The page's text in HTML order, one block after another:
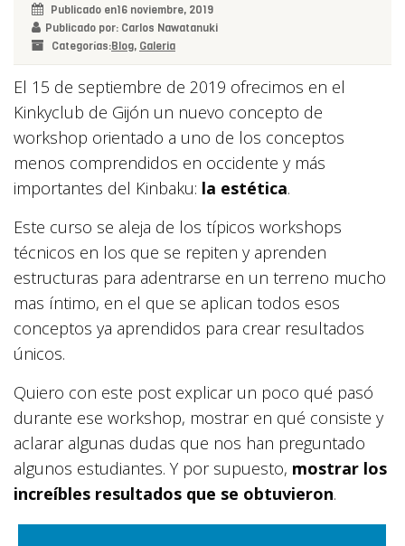
Publicado en16 noviembre, 2019
Publicado por: Carlos Nawatanuki
Categorías:Blog, Galeria
El 15 de septiembre de 2019 ofrecimos en el
Kinkyclub de Gijón un nuevo concepto de
workshop orientado a uno de los conceptos
menos comprendidos en occidente y más
importantes del Kinbaku: la estética.
Este curso se aleja de los típicos workshops
técnicos en los que se repiten y aprenden
estructuras para adentrarse en un terreno mucho
mas íntimo, en el que se aplican todos esos
conceptos ya aprendidos para crear resultados
únicos.
Quiero con este post explicar un poco qué pasó
durante ese workshop, mostrar en qué consiste y
aclarar algunas dudas que nos han preguntado
algunos estudiantes. Y por supuesto, mostrar los
increíbles resultados que se obtuvieron.